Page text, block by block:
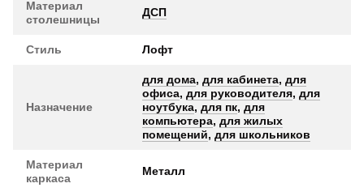
Материал
столешницы
ДСП
Стиль Лофт
Назначение
для дома, для кабинета, для
офиса, для руководителя, для
ноутбука, для пк, для
компьютера, для жилых
помещений, для школьников
Материал
каркаса
Металл